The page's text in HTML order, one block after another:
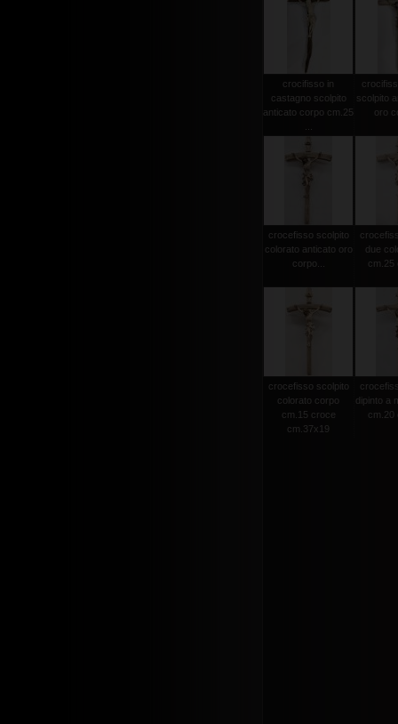
crocifisso in
castagno scolpito
anticato corpo cm.25
scolpito
oro
crocefisso scolpito
colorato anticato oro
corpo...
due
cm.25
crocefisso scolpito
colorato corpo
cm.15 croce
cm.37x19
dipinto a
cm.20